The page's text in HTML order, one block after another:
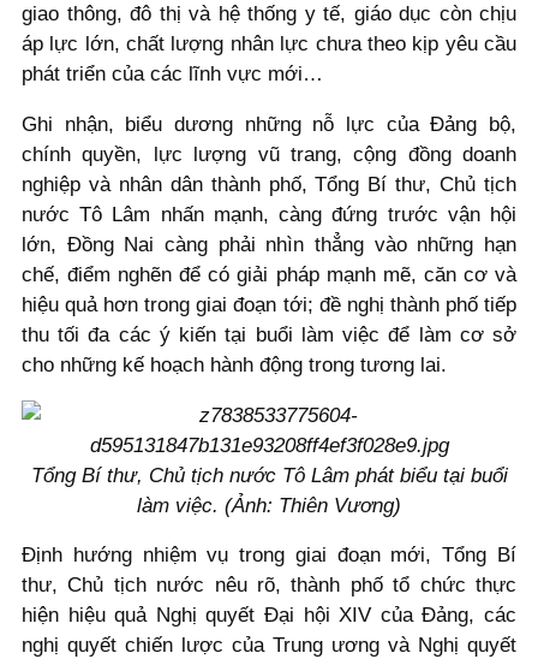
giao thông, đô thị và hệ thống y tế, giáo dục còn chịu
áp lực lớn, chất lượng nhân lực chưa theo kịp yêu cầu
phát triển của các lĩnh vực mới…
Ghi nhận, biểu dương những nỗ lực của Đảng bộ,
chính quyền, lực lượng vũ trang, cộng đồng doanh
nghiệp và nhân dân thành phố, Tổng Bí thư, Chủ tịch
nước Tô Lâm nhấn mạnh, càng đứng trước vận hội
lớn, Đồng Nai càng phải nhìn thẳng vào những hạn
chế, điểm nghẽn để có giải pháp mạnh mẽ, căn cơ và
hiệu quả hơn trong giai đoạn tới; đề nghị thành phố tiếp
thu tối đa các ý kiến tại buổi làm việc để làm cơ sở
cho những kế hoạch hành động trong tương lai.
Tổng Bí thư, Chủ tịch nước Tô Lâm phát biểu tại buổi
làm việc. (Ảnh: Thiên Vương)
Định hướng nhiệm vụ trong giai đoạn mới, Tổng Bí
thư, Chủ tịch nước nêu rõ, thành phố tổ chức thực
hiện hiệu quả Nghị quyết Đại hội XIV của Đảng, các
nghị quyết chiến lược của Trung ương và Nghị quyết